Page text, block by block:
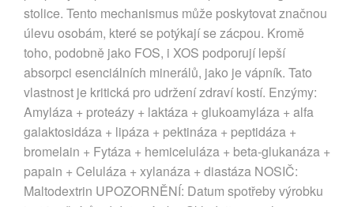
stolice. Tento mechanismus může poskytovat značnou
úlevu osobám, které se potýkají se zácpou. Kromě
toho, podobně jako FOS, i XOS podporují lepší
absorpci esenciálních minerálů, jako je vápník. Tato
vlastnost je kritická pro udržení zdraví kostí. Enzýmy:
Amyláza + proteázy + laktáza + glukoamyláza + alfa
galaktosidáza + lipáza + pektináza + peptidáza +
bromelain + Fytáza + hemiceluláza + beta-glukanáza +
papain + Celuláza + xylanáza + diastáza NOSIČ:
Maltodextrin UPOZORNĚNÍ: Datum spotřeby výrobku